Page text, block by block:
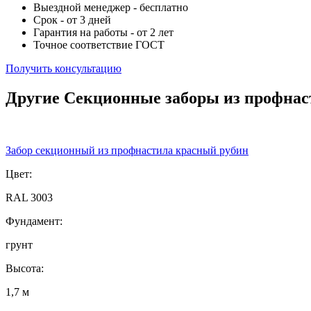
Выездной менеджер - бесплатно
Срок - от 3 дней
Гарантия на работы - от 2 лет
Точное соответствие ГОСТ
Получить консультацию
Другие Секционные заборы из
Забор секционный из профнастила красный рубин
Цвет:
RAL 3003
Фундамент:
грунт
Высота:
1,7 м